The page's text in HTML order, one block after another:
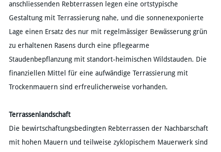
anschliessenden Rebterrassen legen eine ortstypische
Gestaltung mit Terrassierung nahe, und die sonnenexponierte
Lage einen Ersatz des nur mit regelmässiger Bewässerung grün
zu erhaltenen Rasens durch eine pflegearme
Staudenbepflanzung mit standort-heimischen Wildstauden. Die
finanziellen Mittel für eine aufwändige Terrassierung mit
Trockenmauern sind erfreulicherweise vorhanden.
Terrassenlandschaft
Die bewirtschaftungsbedingten Rebterrassen der Nachbarschaft
mit hohen Mauern und teilweise zyklopischem Mauerwerk sind